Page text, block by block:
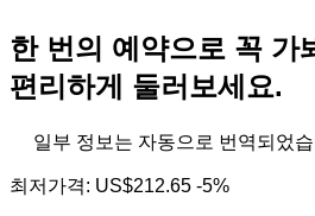
한 번의 예약으로 꼭 가
편리하게 둘러보세요.
일부 정보는 자동으로 번역되었
최저가격: US$212.65 -5%